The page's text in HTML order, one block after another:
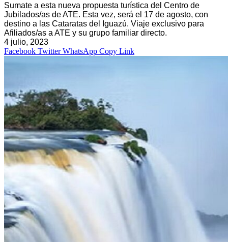
Sumate a esta nueva propuesta turística del Centro de
Jubilados/as de ATE. Esta vez, será el 17 de agosto, con
destino a las Cataratas del Iguazú. Viaje exclusivo para
Afiliados/as a ATE y su grupo familiar directo.
4 julio, 2023
Facebook Twitter WhatsApp Copy Link